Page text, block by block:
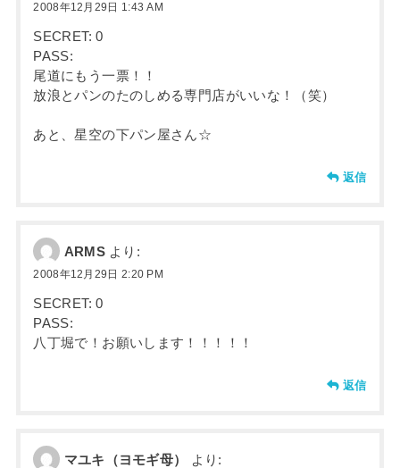
2008年12月29日 1:43 AM
SECRET: 0
PASS:
尾道にもう一票！！
放浪とパンのたのしめる専門店がいいな！（笑）
あと、星空の下パン屋さん☆
返信
ARMS より:
2008年12月29日 2:20 PM
SECRET: 0
PASS:
八丁堀で！お願いします！！！！！
返信
マユキ（ヨモギ母） より: